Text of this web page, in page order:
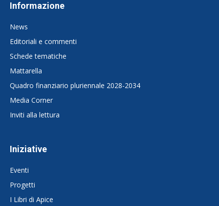
Informazione
News
Editoriali e commenti
Schede tematiche
Mattarella
Quadro finanziario pluriennale 2028-2034
Media Corner
Inviti alla lettura
Iniziative
Eventi
Progetti
I Libri di Apice